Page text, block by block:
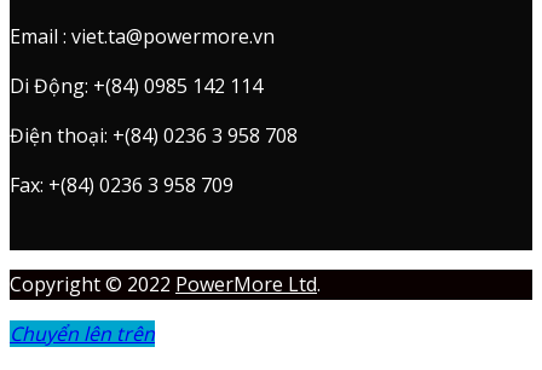
Email : viet.ta@powermore.vn
Di Động: +(84) 0985 142 114
Điện thoại: +(84) 0236 3 958 708
Fax: +(84) 0236 3 958 709
Copyright © 2022 PowerMore Ltd.
Chuyển lên trên